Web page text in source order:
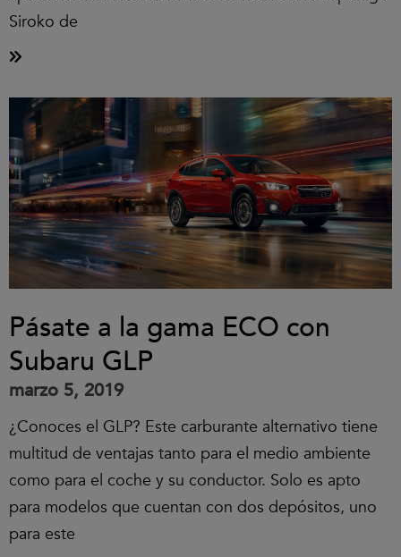
Siroko de
Pásate a la gama ECO con
Subaru GLP
marzo 5, 2019
¿Conoces el GLP? Este carburante alternativo tiene
multitud de ventajas tanto para el medio ambiente
como para el coche y su conductor. Solo es apto
para modelos que cuentan con dos depósitos, uno
para este